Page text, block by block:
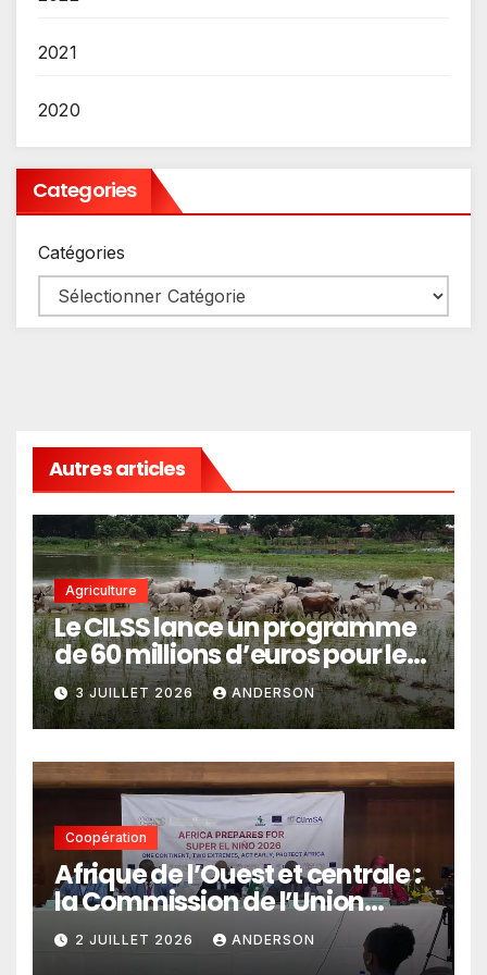
2021
2020
Categories
Catégories
Autres articles
Agriculture
Le CILSS lance un programme
de 60 millions d’euros pour le
pastoralisme
3 JUILLET 2026 ANDERSON
Coopération
Afrique de l’Ouest et centrale :
la Commission de l’Union
africaine veut renforcer
l’intégration des services
2 JUILLET 2026 ANDERSON